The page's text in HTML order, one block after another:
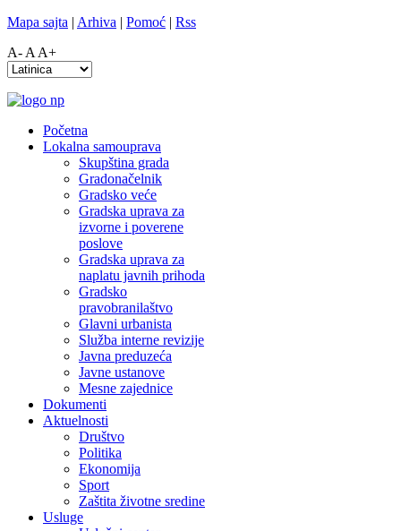
Mapa sajta | Arhiva | Pomoć | Rss
A- A A+
Početna
Lokalna samouprava
Skupština grada
Gradonačelnik
Gradsko veće
Gradska uprava za
izvorne i poverene
poslove
Gradska uprava za
naplatu javnih prihoda
Gradsko
pravobranilaštvo
Glavni urbanista
Služba interne revizije
Javna preduzeća
Javne ustanove
Mesne zajednice
Dokumenti
Aktuelnosti
Društvo
Politika
Ekonomija
Sport
Zaštita životne sredine
Usluge